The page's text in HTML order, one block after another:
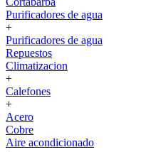
Purificadores de agua
+
Purificadores de agua
Repuestos
Climatizacion
+
Calefones
+
Acero
Cobre
Aire acondicionado